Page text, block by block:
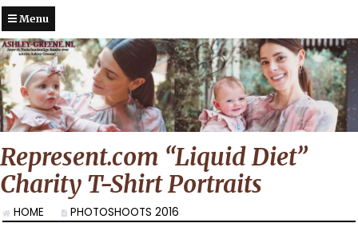
Menu
Represent.com “Liquid Diet”
Charity T-Shirt Portraits
HOME PHOTOSHOOTS 2016